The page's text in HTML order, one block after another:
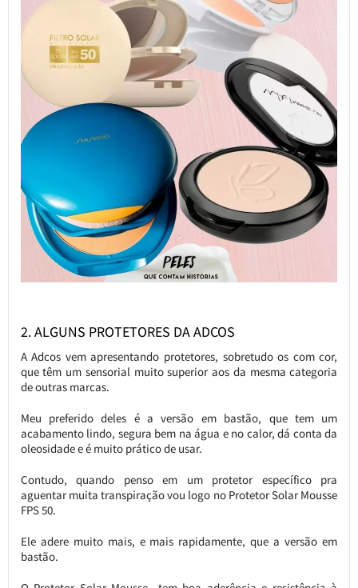
2. ALGUNS PROTETORES DA ADCOS
A Adcos vem apresentando protetores, sobretudo os com cor,
que têm um sensorial muito superior aos da mesma categoria
de outras marcas.
Meu preferido deles é a versão em bastão, que tem um
acabamento lindo, segura bem na água e no calor, dá conta da
oleosidade e é muito prático de usar.
Contudo, quando penso em um protetor específico pra
aguentar muita transpiração vou logo no Protetor Solar Mousse
FPS 50.
Ele adere muito mais, e mais rapidamente, que a versão em
bastão.